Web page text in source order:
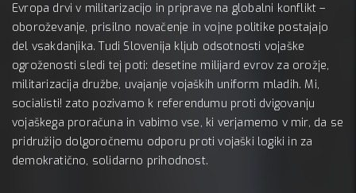
Evropa drvi v militarizacijo in priprave na globalni konflikt –
oboroževanje, prisilno novačenje in vojne politike postajajo
del vsakdanjika. Tudi Slovenija kljub odsotnosti vojaške
ogroženosti sledi tej poti: desetine milijard evrov za orožje,
militarizacija družbe, uvajanje vojaških uniform mladih. Mi,
socialisti! zato pozivamo k referendumu proti dvigovanju
vojaškega proračuna in vabimo vse, ki verjamemo v mir, da se
pridružijo dolgoročnemu odporu proti vojaški logiki in za
demokratično, solidarno prihodnost.